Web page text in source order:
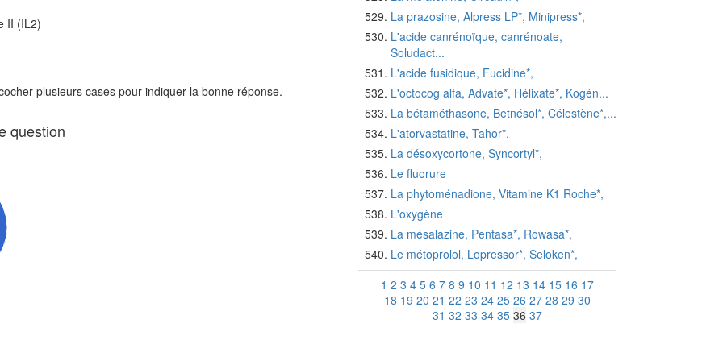
II (IL2)
plusieurs cases pour indiquer la bonne réponse.
question
La prazosine, Alpress LP*, Minipress*,
L'acide canrénoïque, canrénoate,
Soludact...
L'acide fusidique, Fucidine*,
L'octocog alfa, Advate*, Hélixate*, Kogén...
La bétaméthasone, Betnésol*, Célestène*,...
L'atorvastatine, Tahor*,
La désoxycortone, Syncortyl*,
Le fluorure
La phytoménadione, Vitamine K1 Roche*,
L'oxygène
La mésalazine, Pentasa*, Rowasa*,
Le métoprolol, Lopressor*, Seloken*,
1 2 3 4 5 6 7 8 9 10 11 12 13 14 15 16 17
18 19 20 21 22 23 24 25 26 27 28 29 30
31 32 33 34 35 36 37